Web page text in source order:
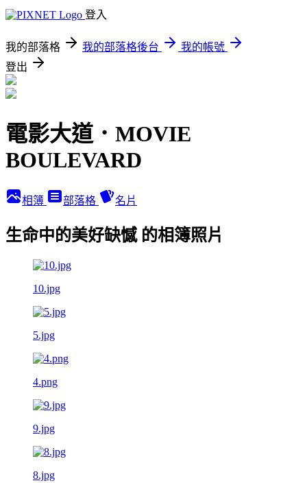
登入
我的部落格 我的部落格後台
我的帳號
登出
電影大道．MOVIE
BOULEVARD
相簿 部落格 名片
生命中的美好缺憾 的相簿照片
10.jpg
5.jpg
4.png
9.jpg
8.jpg